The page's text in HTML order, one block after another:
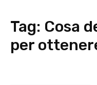
Tag: Cosa
per